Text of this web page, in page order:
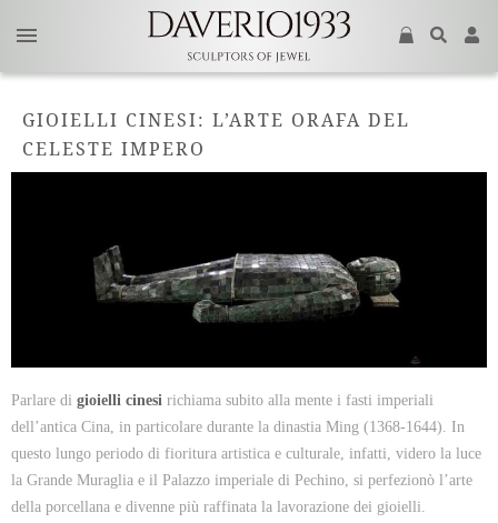
GIOIELLI CINESI: L’ARTE ORAFA DEL
CELESTE IMPERO
Parlare di gioielli cinesi richiama subito alla mente i fasti imperiali
dell’antica Cina, in particolare durante la dinastia Ming (1368-1644). In
questo lungo periodo di fioritura artistica e culturale, infatti, videro la luce
la Grande Muraglia e il Palazzo imperiale di Pechino, si perfezionò l’arte
della porcellana e divenne più raffinata la lavorazione dei gioielli.